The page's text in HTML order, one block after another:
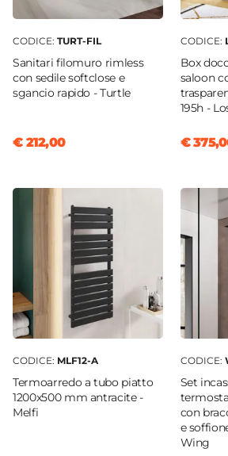
Predisposizione Fori
Non inclusa
Kit Scarico
Caratteristiche Specchio
Non inclusa
CODICE: TURT-FIL
Sanitari filomuro rimless
con sedile softclose e
sgancio rapido - Turtle
€ 212,00
CODICE:
Box
saloon
195h -
€
CODICE: MLF12-A
Termoarredo a tubo piatto
1200x500 mm antracite -
Melfi
CODICE:
Set
con
e
Wing